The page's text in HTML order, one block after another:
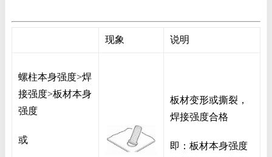
现象 说明
螺柱本身强度>焊
接强度>板材本身
强度
或
板材变形或撕裂，
焊接强度合格
即：板材本身强度